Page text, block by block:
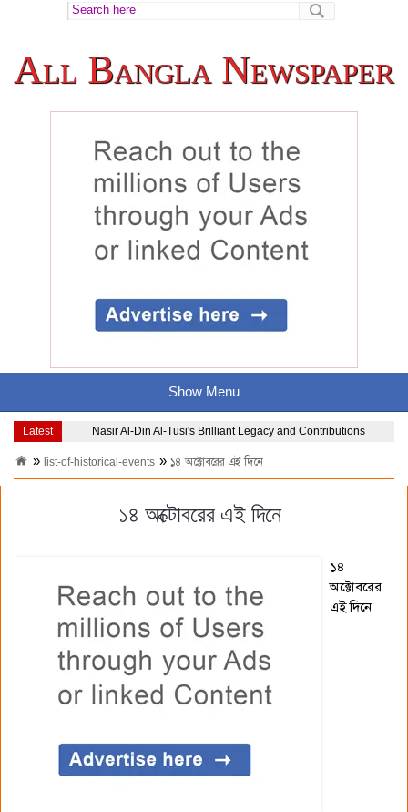
All Bangla Newspaper
Show Menu
Latest Nasir Al-Din Al-Tusi's Brilliant Legacy and Contributions
list-of-historical-events ১৪ অক্টোবরের এই দিনে
১৪ অক্টোবরের এই দিনে
১৪
অক্টোবরের
এই দিনে